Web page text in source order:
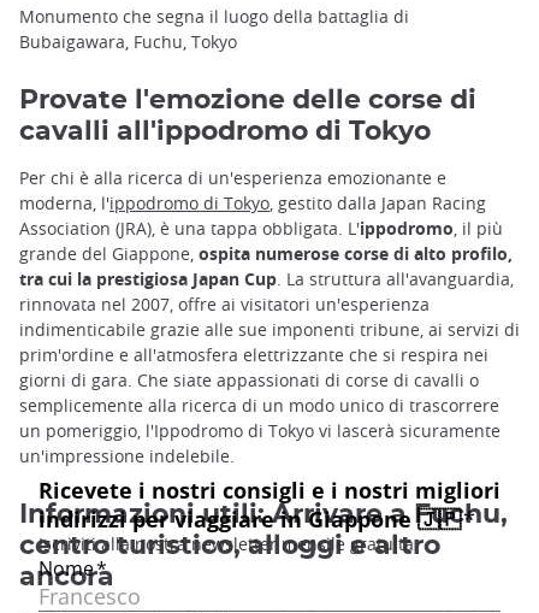
Monumento che segna il luogo della battaglia di
Bubaigawara, Fuchu, Tokyo
Provate l'emozione delle corse di
cavalli all'ippodromo di Tokyo
Per chi è alla ricerca di un'esperienza emozionante e
moderna, l'ippodromo di Tokyo , gestito dalla Japan Racing
Association (JRA), è una tappa obbligata. L'ippodromo , il più
grande del Giappone, ospita numerose corse di alto profilo,
tra cui la prestigiosa Japan Cup . La struttura all'avanguardia,
rinnovata nel 2007, offre ai visitatori un'esperienza
indimenticabile grazie alle sue imponenti tribune, ai servizi di
prim'ordine e all'atmosfera elettrizzante che si respira nei
giorni di gara. Che siate appassionati di corse di cavalli o
semplicemente alla ricerca di un modo unico di trascorrere
un pomeriggio, l'Ippodromo di Tokyo vi lascerà sicuramente
un'impressione indelebile.
Informazioni utili: Arrivare a Fuchu,
centro turistico, alloggi e altro
ancora